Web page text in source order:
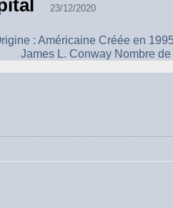
23/12/2020
: Américaine Créée en
Conway Nombre de